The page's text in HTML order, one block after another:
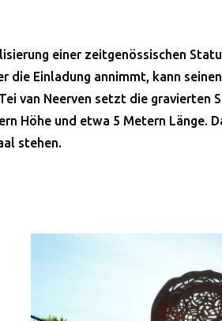
einer zeitgenössischen
die Einladung annimmt, kann
van Neerven setzt die gravierten
Höhe und etwa 5 Metern Länge.
stehen.